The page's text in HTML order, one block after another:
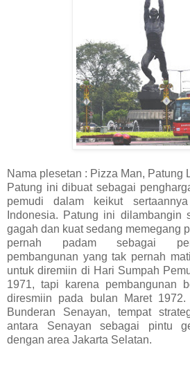
Nama plesetan : Pizza Man, Patung
Patung ini dibuat sebagai
pemudi dalam keikut
Indonesia. Patung ini dilambangin
gagah dan kuat sedang memegang
pernah padam sebagai
pembangunan yang tak pernah
untuk diremiin di Hari Sumpah
1971, tapi karena pembangunan
diresmiin pada bulan Maret
Bunderan Senayan, tempat
antara Senayan sebagai pintu
dengan area Jakarta Selatan.